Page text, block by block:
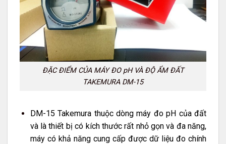
ĐẶC ĐIỂM CỦA MÁY ĐO pH VÀ ĐỘ ẨM ĐẤT
TAKEMURA DM-15
DM-15 Takemura thuộc dòng máy đo pH của đất
và là thiết bị có kích thước rất nhỏ gọn và đa năng,
máy có khả năng cung cấp được dữ liệu đo chính